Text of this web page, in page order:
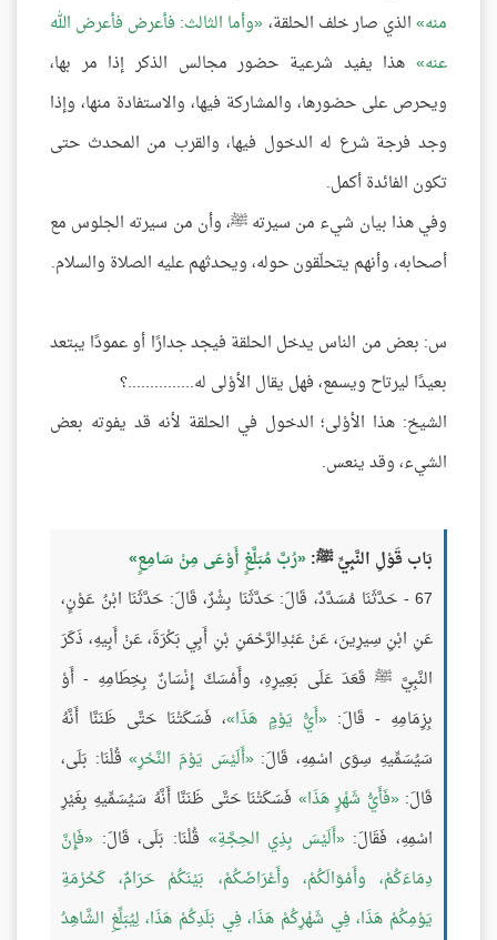
منه الذي صار خلف الحلقة، وأما الثالث: فأعرض فأعرض الله
عنه
هذا يفيد شرعية حضور مجالس الذكر إذا مر بها،
ويحرص على حضورها، والمشاركة فيها، والاستفادة منها، وإذا
وجد فرجة شرع له الدخول فيها، والقرب من المحدث حتى
تكون الفائدة أكمل.
وفي هذا بيان شيء من سيرته ﷺ، وأن من سيرته الجلوس مع
أصحابه، وأنهم يتحلّقون حوله، ويحدثهم عليه الصلاة والسلام.
س: بعض من الناس يدخل الحلقة فيجد جدارًا أو عمودًا يبتعد
بعيدًا ليرتاح ويسمع، فهل يقال الأوْلى له...............؟
الشيخ: هذا الأوْلى؛ الدخول في الحلقة لأنه قد يفوته بعض
الشيء، وقد ينعس.
بَاب قَوْلِ النَّبِيِّ ﷺ: رُبَّ مُبَلَّغٍ أَوْعَى مِنْ سَامِعٍ
67 - حَدَّثَنَا مُسَدَّدٌ، قَالَ: حَدَّثَنَا بِشْرٌ، قَالَ: حَدَّثَنَا ابْنُ عَوْنٍ،
عَنِ ابْنِ سِيرِينَ، عَنْ عَبْدِالرَّحْمَنِ بْنِ أَبِي بَكْرَةَ، عَنْ أَبِيهِ، ذَكَرَ
النَّبِيَّ ﷺ قَعَدَ عَلَى بَعِيرِهِ، وأَمْسَكَ إِنْسَانٌ بِخِطَامِهِ - أَوْ
بِزِمَامِهِ - قَالَ: أَيُّ يَوْمٍ هَذَا ، فَسَكَتْنَا حَتَّى ظَنَنَّا أَنَّهُ
سَيُسَمِّيهِ سِوَى اسْمِهِ، قَالَ: أَلَيْسَ يَوْمَ النَّحْرِ قُلْنَا: بَلَى،
قَالَ: فَأَيُّ شَهْرٍ هَذَا فَسَكَتْنَا حَتَّى ظَنَنَّا أَنَّهُ سَيُسَمِّيهِ بِغَيْرِ
اسْمِهِ، فَقَالَ: أَلَيْسَ بِذِي الحِجَّةِ قُلْنَا: بَلَى، قَالَ:
فَإِنَّ
دِمَاءَكُمْ، وأَمْوَالَكُمْ، وأَعْرَاضَكُمْ، بَيْنَكُمْ حَرَامٌ، كَحُرْمَةِ
يَوْمِكُمْ هَذَا، فِي شَهْرِكُمْ هَذَا، فِي بَلَدِكُمْ هَذَا، لِيُبَلِّغِ الشَّاهِدُ